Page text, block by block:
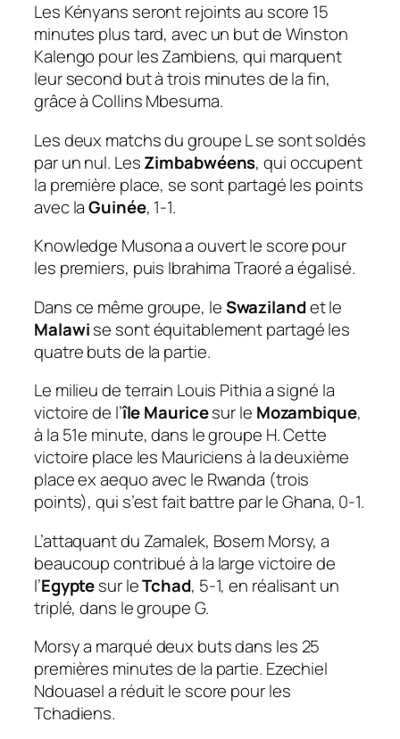
Les Kényans seront rejoints au score 15
minutes plus tard, avec un but de Winston
Kalengo pour les Zambiens, qui marquent
leur second but à trois minutes de la fin,
grâce à Collins Mbesuma.
Les deux matchs du groupe L se sont soldés
par un nul. LesZimbabwéens, qui occupent
la première place, se sont partagé les points
avec laGuinée, 1-1.
Knowledge Musona a ouvert le score pour
les premiers, puis Ibrahima Traoré a égalisé.
Dans ce même groupe, leSwazilandet le
Malawise sont équitablement partagé les
quatre buts de la partie.
Le milieu de terrain Louis Pithia a signé la
victoire de l’île Mauricesur le Mozambique,
à la 51e minute, dans le groupe H. Cette
victoire place les Mauriciens à la deuxième
place ex aequo avec le Rwanda (trois
points), qui s’est fait battre par le Ghana, 0-1.
L’attaquant du Zamalek, Bosem Morsy, a
beaucoup contribué à la large victoire de
l’Egyptesur leTchad, 5-1, en réalisant un
triplé, dans le groupe G.
Morsy a marqué deux buts dans les 25
premières minutes de la partie. Ezechiel
Ndouasel a réduit le score pour les
Tchadiens.